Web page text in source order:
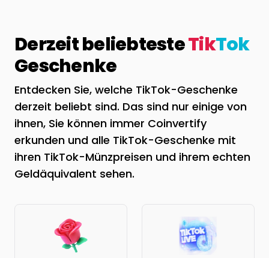
Derzeit beliebtesteTikTok
Geschenke
Entdecken Sie, welche TikTok-Geschenke
derzeit beliebt sind. Das sind nur einige von
ihnen, Sie können immer Coinvertify
erkunden und alle TikTok-Geschenke mit
ihren TikTok-Münzpreisen und ihrem echten
Geldäquivalent sehen.